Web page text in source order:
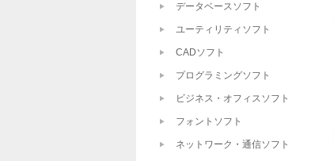
データベースソフト
ユーティリティソフト
CADソフト
プログラミングソフト
ビジネス・オフィスソフト
フォントソフト
ネットワーク・通信ソフト